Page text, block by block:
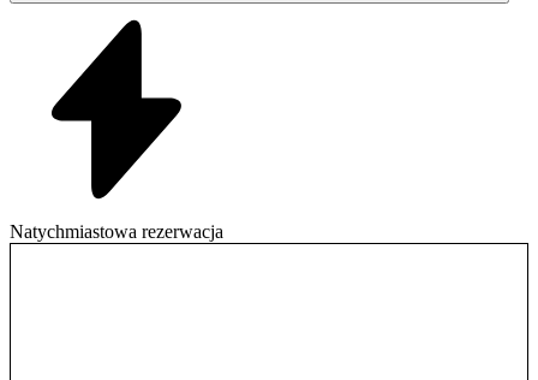
Natychmiastowa rezerwacja